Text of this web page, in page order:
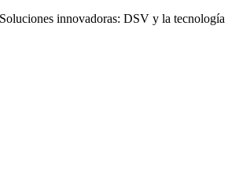
innovadoras: DSV y la tecnología